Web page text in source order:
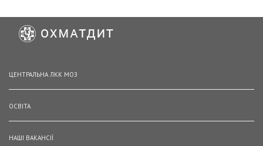
ЦЕНТРАЛЬНА ЛКК МОЗ
ОСВІТА
НАШІ ВАКАНСІЇ